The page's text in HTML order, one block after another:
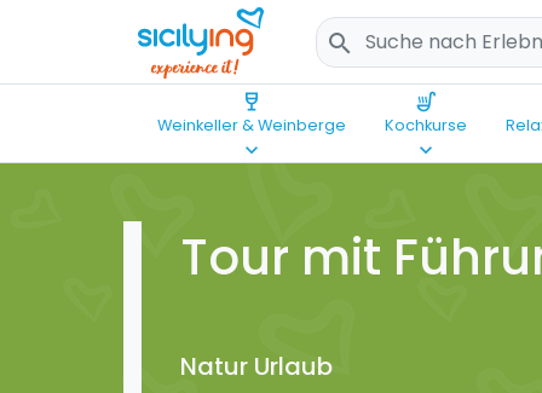
search
wine_bar
Weinkeller & Weinberge
keyboard_arrow_down
soup_kitchen
Kochkurse
keyboard_arrow_down
Tour mit
Natur Urlaub